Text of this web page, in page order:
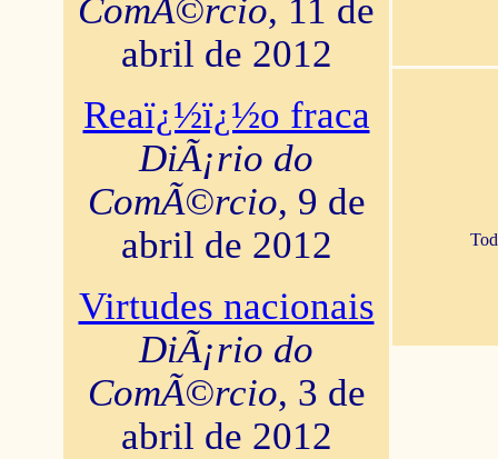
ComÃ©rcio, 11 de
abril de 2012
Reaï¿½ï¿½o fraca
DiÃ¡rio do
ComÃ©rcio, 9 de
abril de 2012
Virtudes nacionais
DiÃ¡rio do
ComÃ©rcio, 3 de
abril de 2012